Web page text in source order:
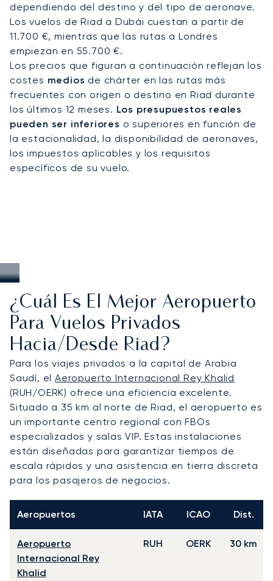
Ser el mayor bróker de aviación privada de Europa
significa que tenemos la experiencia y las
conexiones globales en las que puede confiar.
Para un destino tan importante como Riad, esto
significa simplemente que nos encargamos de
toda la complejidad, permitiéndole centrarse en
su viaje con total tranquilidad.
dependiendo del destino y del tipo de aeronave.
Los vuelos de Riad a Dubái cuestan a partir de
11.700 €, mientras que las rutas a Londres
empiezan en 55.700 €.
Los precios que figuran a continuación reflejan los
costes medios de chárter en las rutas más
frecuentes con origen o destino en Riad durante
los últimos 12 meses. Los presupuestos reales
pueden ser inferiores o superiores en función de
la estacionalidad, la disponibilidad de aeronaves,
los impuestos aplicables y los requisitos
específicos de su vuelo.
¿Cuál Es El Mejor Aeropuerto
Para Vuelos Privados
Hacia/desde Riad?
Para los viajes privados a la capital de Arabia
Saudí, elAeropuerto Internacional Rey Khalid
(RUH/OERK) ofrece una eficiencia excelente.
Situado a 35 km al norte de Riad, el aeropuerto es
un importante centro regional con FBOs
especializados y salas VIP. Estas instalaciones
están diseñadas para garantizar tiempos de
escala rápidos y una asistencia en tierra discreta
para los pasajeros de negocios.
Aeropuertos IATA ICAO Dist.
Aeropuerto
Internacional Rey
Khalid
RUH OERK 30 km